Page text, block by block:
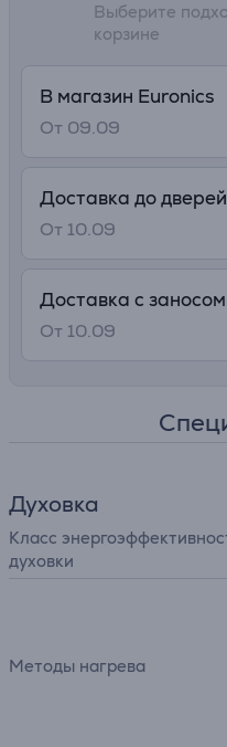
Выберите
корзине
В магазин Euronics
От 09.09
Доставка до
От 10.09
Доставка с заносом
От 10.09
Духовка
Класс
духовки
Методы нагрева